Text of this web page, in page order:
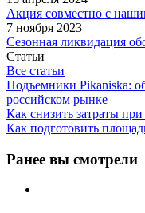
Акция совместно с
7 ноября 2023
Сезонная ликвидация
Статьи
Все статьи
Подъемники Pikaniska:
российском рынке
Как снизить затраты
Как подготовить
Ранее вы смотрели